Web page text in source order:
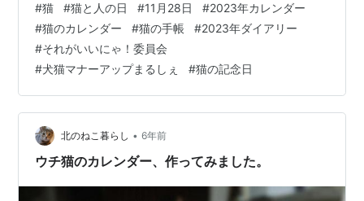
ダヤン 2023年 カレンダー 壁掛け 938571 (2022年 12月
始まり)わちふぃーるど(Wachifield)Amazon
#猫 #猫と人の日 #11月28日 #2023年カレンダー
#猫のカレンダー #猫の手帳 #2023年ダイアリー
#それがいいにゃ！委員会
#犬猫マナーアップまるしぇ #猫の記念日
北のねこ暮らし • 6年前
ウチ猫のカレンダー、作ってみました。